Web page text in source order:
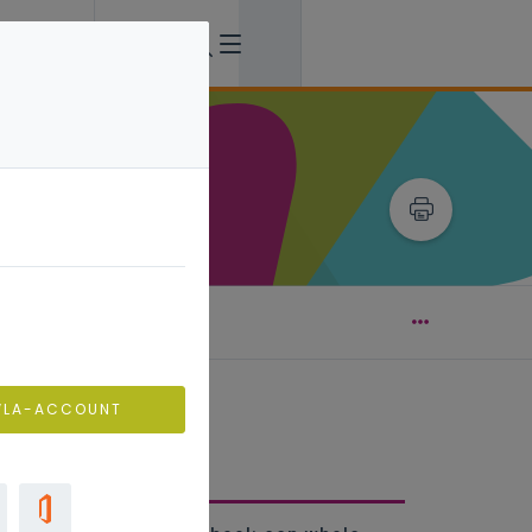
ACCOUNT